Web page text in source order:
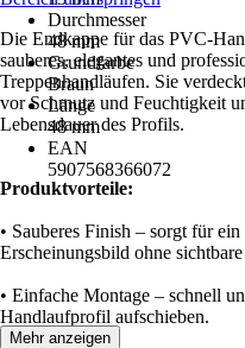
Durchmesser
48 mm
Grundfarbe
Braun
Länge
48 mm
EAN
5907568366072
Die Endkappe für das PVC-
sauberes, elegantes und
Treppenhandläufen. Sie
vor Schmutz und Feuchtigkeit
Lebensdauer des Profils.
Produktvorteile:
• Sauberes Finish – sorgt für
Erscheinungsbild ohne
• Einfache Montage – schnell
Handlaufprofil aufschieben.
Mehr anzeigen